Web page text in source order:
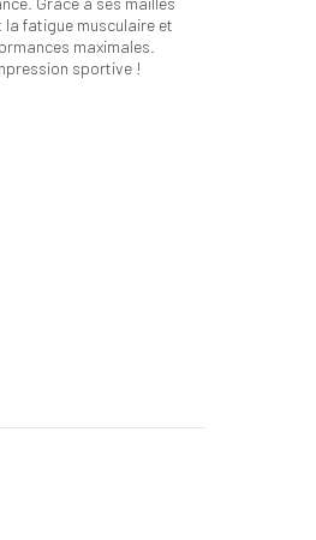
fatigue musculaire et
maximales.
sportive !